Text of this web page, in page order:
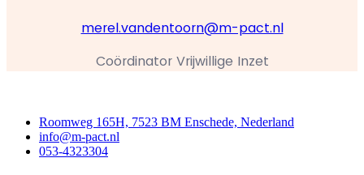
merel.vandentoorn@m-pact.nl
Coördinator Vrijwillige Inzet
Roomweg 165H, 7523 BM Enschede, Nederland
info@m-pact.nl
053-4323304